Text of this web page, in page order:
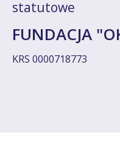
statutowe
FUNDACJA
KRS 0000718773